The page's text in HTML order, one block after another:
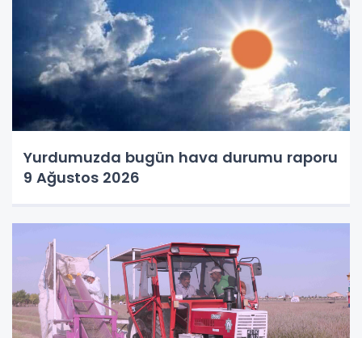
Yurdumuzda bugün hava durumu raporu
9 Ağustos 2026